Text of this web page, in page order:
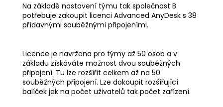
Na základě nastavení týmu tak společnost B
potřebuje zakoupit licenci Advanced AnyDesk s 38
přídavnými souběžnými připojeními.
Licence je navržena pro týmy až 50 osob a v
základu získáváte možnost dvou souběžných
připojení. Tu lze rozšířit celkem až na 50
souběžných připojení. Lze dokoupit rozšířující
balíček jak na počet uživatelů tak počet zařízení.